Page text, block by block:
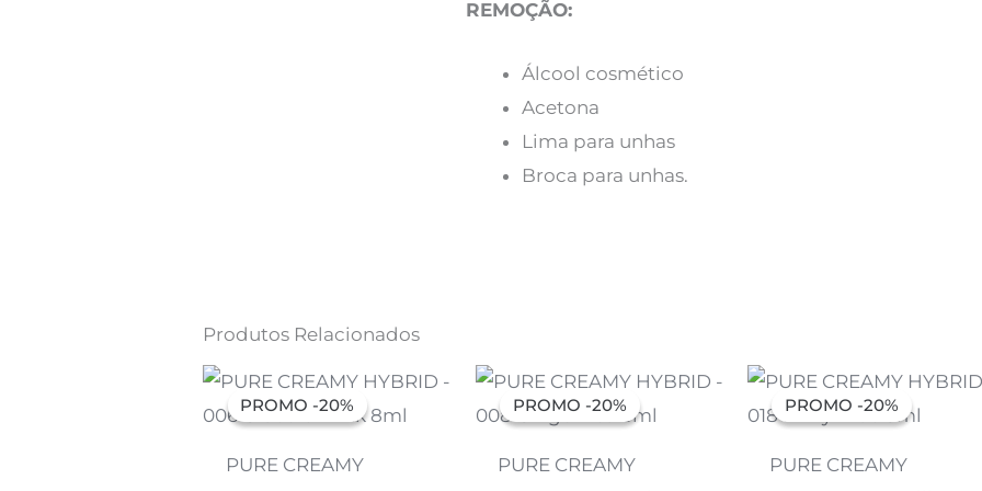
REMOÇÃO:
Álcool cosmético
Acetona
Lima para unhas
Broca para unhas.
Produtos Relacionados
PROMO -20%
PROMO -20%
PURE CREAMY
O
preço
original
7,07 €.
O
preço
atual
5,66 €.
PROMO -20%
PROMO -20%
PURE CREAMY
O
preço
original
7,07 €.
O
preço
atual
5,66 €.
PROMO -20%
PROMO -20%
PURE CREAMY
O
preço
original
7,07 €.
O
preço
atual
5,66 €.